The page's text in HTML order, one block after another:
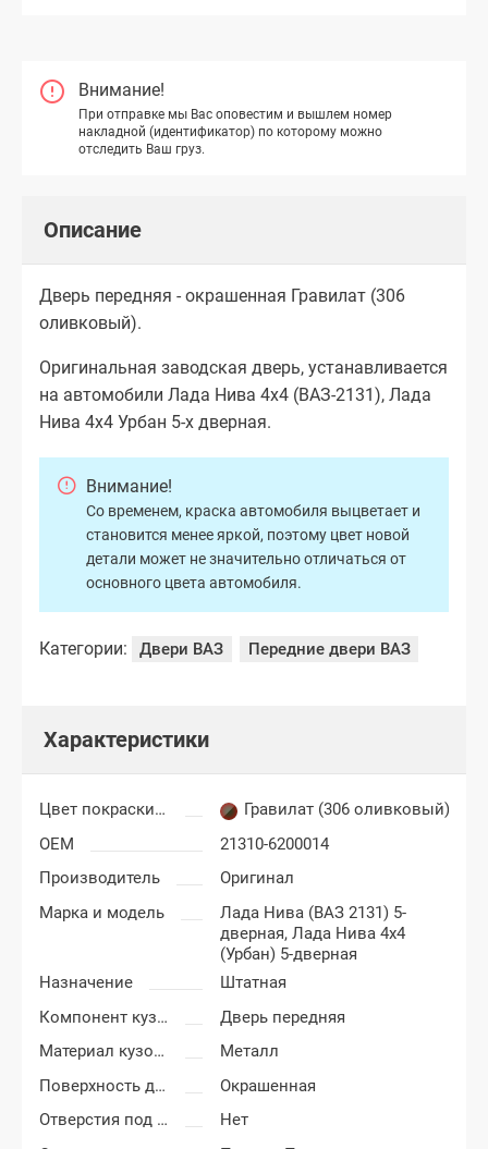
Внимание!
При отправке мы Вас оповестим и вышлем номер
накладной (идентификатор) по которому можно
отследить Ваш груз.
Описание
Дверь передняя - окрашенная Гравилат (306
оливковый).
Оригинальная заводская дверь, устанавливается
на автомобили Лада Нива 4х4 (ВАЗ-2131), Лада
Нива 4х4 Урбан 5-х дверная.
Внимание!
Со временем, краска автомобиля выцветает и
становится менее яркой, поэтому цвет новой
детали может не значительно отличаться от
основного цвета автомобиля.
Категории: Двери ВАЗ Передние двери ВАЗ
Характеристики
Цвет покраски Лада Нива 4х4
Гравилат (306 оливковый)
OEM
21310-6200014
Производитель
Оригинал
Марка и модель
Лада Нива (ВАЗ 2131) 5-
дверная,Лада Нива 4x4
(Урбан) 5-дверная
Назначение
Штатная
Компонент кузова
Дверь передняя
Материал кузовных деталей
Металл
Поверхность двери
Окрашенная
Отверстия под молдинг
Нет